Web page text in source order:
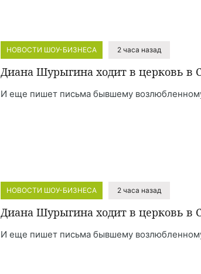
НОВОСТИ ШОУ-БИЗНЕСА 2 часа назад
Диана Шурыгина ходит в церковь в
И еще пишет письма бывшему
НОВОСТИ ШОУ-БИЗНЕСА 2 часа назад
Диана Шурыгина ходит в церковь в
И еще пишет письма бывшему